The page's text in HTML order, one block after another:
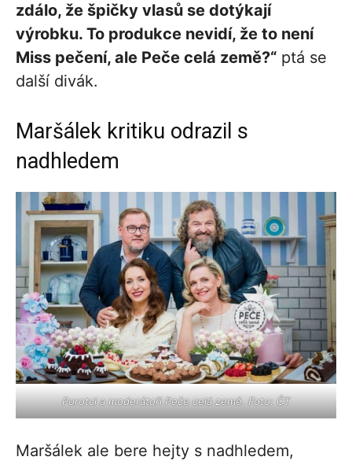
zdálo, že špičky vlasů se dotýkají
výrobku. To produkce nevidí, že to není
Miss pečení, ale Peče celá země?“ ptá se
další divák.
Maršálek kritiku odrazil s
nadhledem
Porotci a moderátoři Peče celá země. Foto: ČT
Maršálek ale bere hejty s nadhledem,